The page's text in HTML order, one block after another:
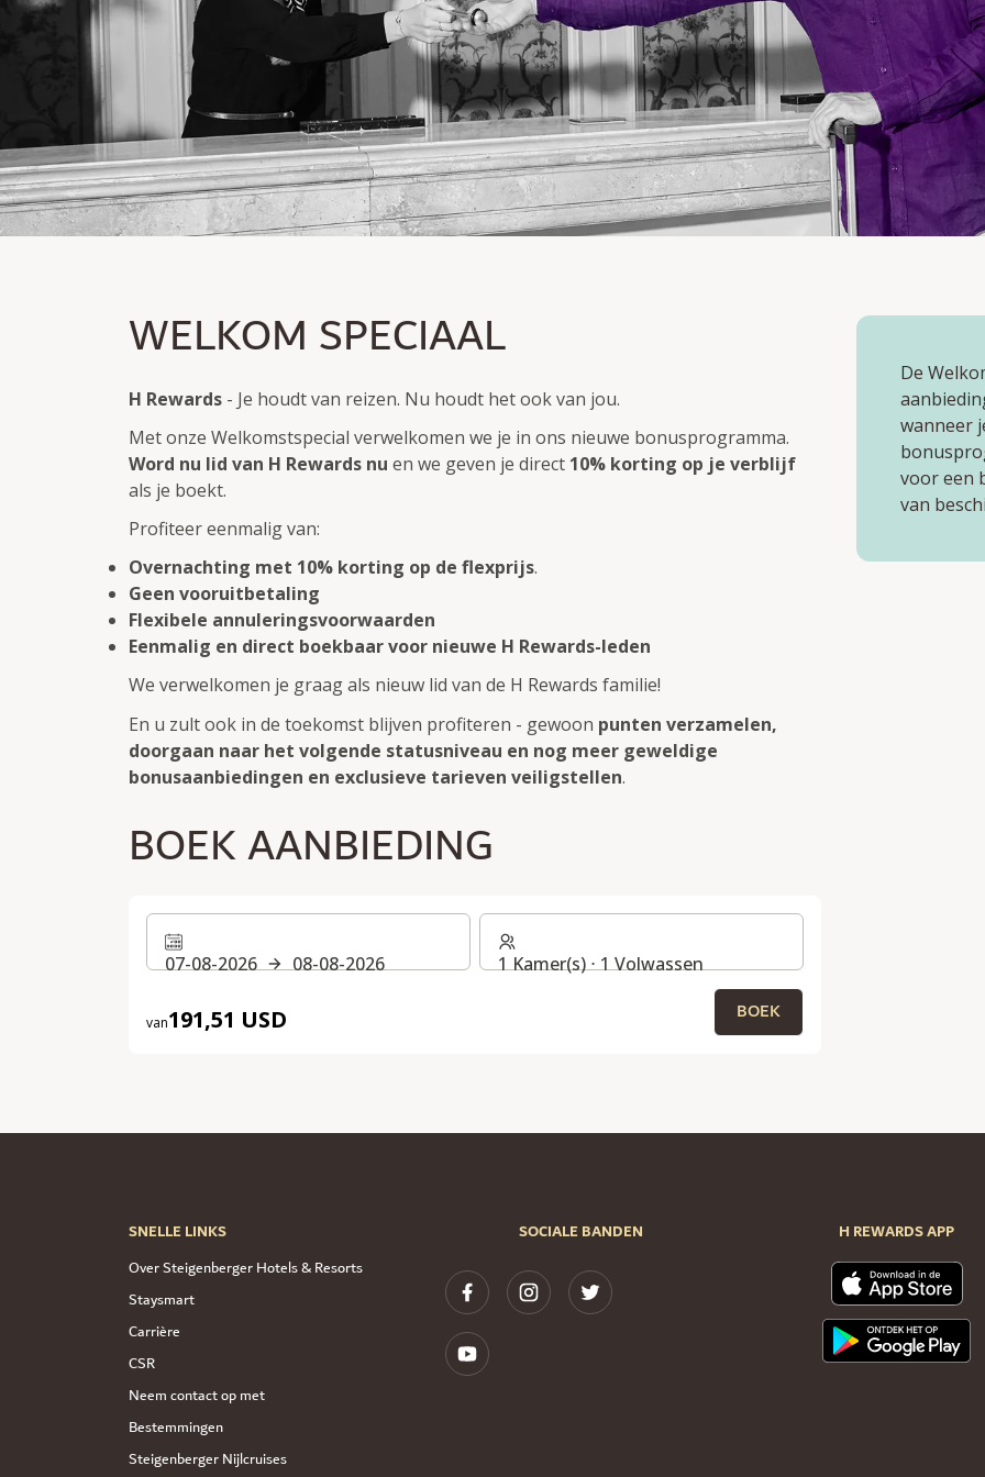
10% korting
Eenmalig en direct beschikbaar voor nieuwe H Rewards leden
WELKOM SPECIAAL
H Rewards - Je houdt van reizen. Nu houdt het ook van jou.
Met onze Welkomstspecial verwelkomen we je in ons nieuwe bonusprogramma.
Word nu lid van H Rewards nu en we geven je direct 10% korting op je verblijf
als je boekt.
Profiteer eenmalig van:
Overnachting met 10% korting op de flexprijs.
Geen vooruitbetaling
Flexibele annuleringsvoorwaarden
Eenmalig en direct boekbaar voor nieuwe H Rewards-leden
We verwelkomen je graag als nieuw lid van de H Rewards familie!
En u zult ook in de toekomst blijven profiteren - gewoon punten verzamelen,
doorgaan naar het volgende statusniveau en nog meer geweldige
bonusaanbiedingen en exclusieve tarieven veiligstellen.
BOEK AANBIEDING
07-08-2026 08-08-2026
van191,51 USD
1 Kamer(s) ⋅ 1 Volwassen
BOEK
De
wanneer
voor een
van
SNELLE LINKS
Over Steigenberger Hotels & Resorts
Staysmart
Carrière
CSR
Neem contact op met
Bestemmingen
Steigenberger Nijlcruises
SOCIALE BANDEN H REWARDS APP